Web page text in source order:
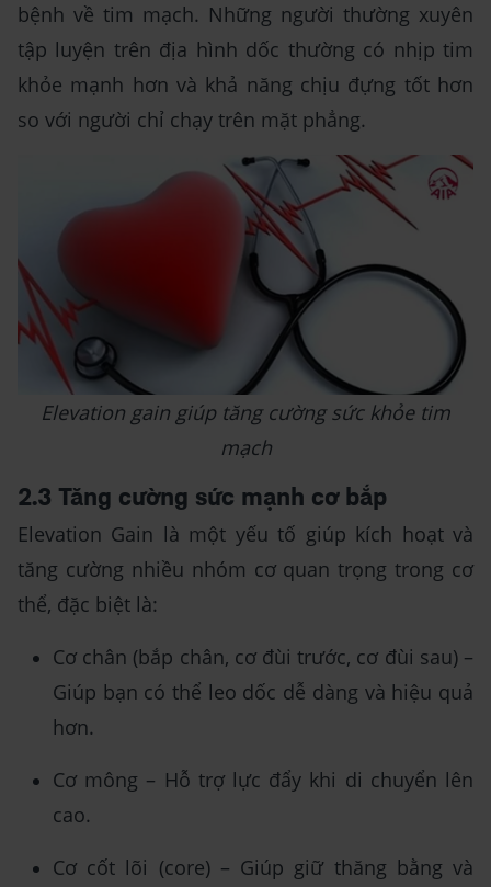
bệnh về tim mạch. Những người thường xuyên
tập luyện trên địa hình dốc thường có nhịp tim
khỏe mạnh hơn và khả năng chịu đựng tốt hơn
so với người chỉ chạy trên mặt phẳng.
Elevation gain giúp tăng cường sức khỏe tim
mạch
2.3 Tăng cường sức mạnh cơ bắp
Elevation Gain là một yếu tố giúp kích hoạt và
tăng cường nhiều nhóm cơ quan trọng trong cơ
thể, đặc biệt là:
Cơ chân (bắp chân, cơ đùi trước, cơ đùi sau) –
Giúp bạn có thể leo dốc dễ dàng và hiệu quả
hơn.
Cơ mông – Hỗ trợ lực đẩy khi di chuyển lên
cao.
Cơ cốt lõi (core) – Giúp giữ thăng bằng và